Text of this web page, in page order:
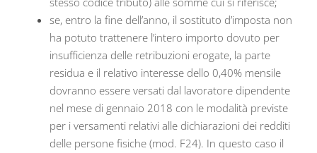
se, entro la fine dell’anno, il sostituto d’imposta non
ha potuto trattenere l’intero importo dovuto per
insufficienza delle retribuzioni erogate, la parte
residua e il relativo interesse dello 0,40% mensile
dovranno essere versati dal lavoratore dipendente
nel mese di gennaio 2018 con le modalità previste
per i versamenti relativi alle dichiarazioni dei redditi
delle persone fisiche (mod. F24). In questo caso il